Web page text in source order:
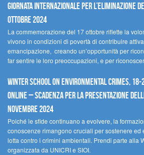
Giornata internazionale per l’eliminazione
ottobre 2024
La commemorazione del 17 ottobre riflette la
vivono in condizioni di povertà di contribuire
emancipazione, creando un’opportunità per
far sentire le loro preoccupazioni, e per
Winter School on Environmental Crimes, 18-
Online – Scadenza per la presentazione
novembre 2024
Poiché le sfide continuano a evolvere, la
conoscenze rimangono cruciali per sostenere ed
lotta contro i crimini ambientali. Prendi parte alla
organizzata da UNICRI e SIOI.